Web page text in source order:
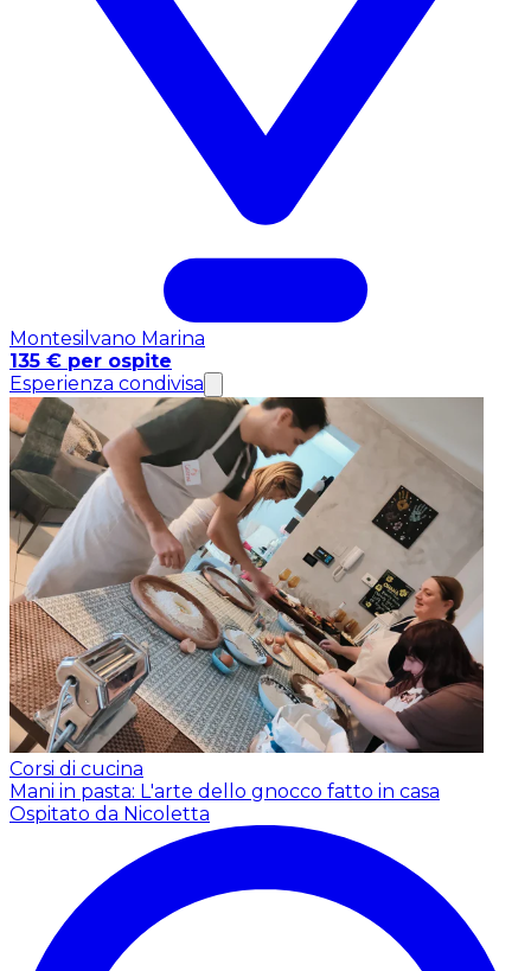
Montesilvano Marina
135 € per ospite
Esperienza condivisa
Corsi di cucina
Mani in pasta: L'arte dello gnocco fatto in casa
Ospitato da Nicoletta